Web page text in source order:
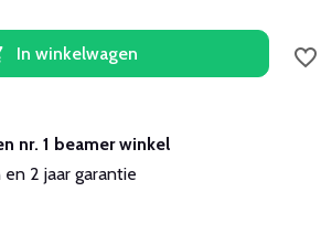
In winkelwagen
nr. 1 beamer winkel
2 jaar garantie